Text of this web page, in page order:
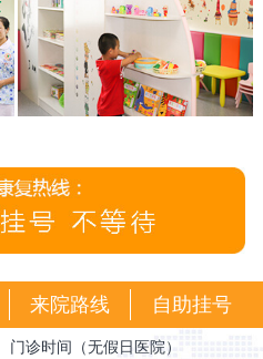
来院路线 自助挂号
门诊时间（无假日医院）